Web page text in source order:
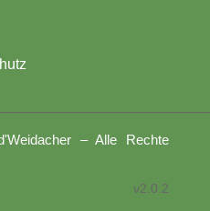
– Alle Rechte
v2.0.2